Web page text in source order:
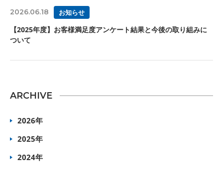
2026.06.18 お知らせ
【2025年度】お客様満足度アンケート結果と今後の取り組みに
ついて
ARCHIVE
2026年
2025年
2024年